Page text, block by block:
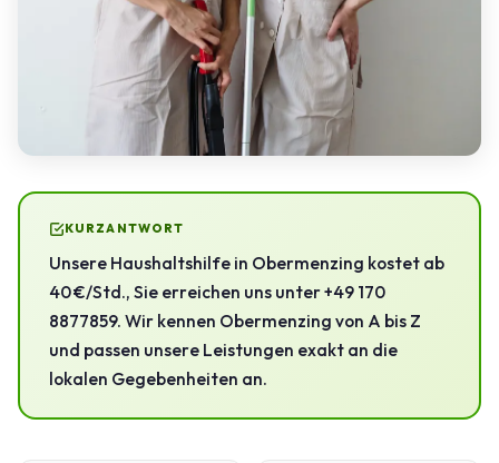
KURZANTWORT
Unsere Haushaltshilfe in Obermenzing kostet ab
40 €/Std., Sie erreichen uns unter +49 170
8877859. Wir kennen Obermenzing von A bis Z
und passen unsere Leistungen exakt an die
lokalen Gegebenheiten an.